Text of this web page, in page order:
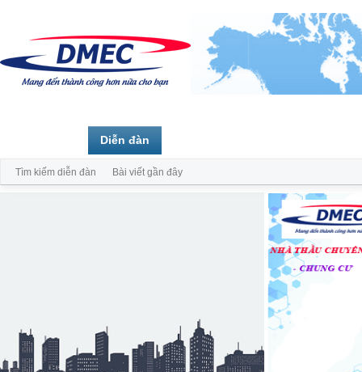
Diễn đàn
Tìm kiếm diễn đàn Bài viết gần đây